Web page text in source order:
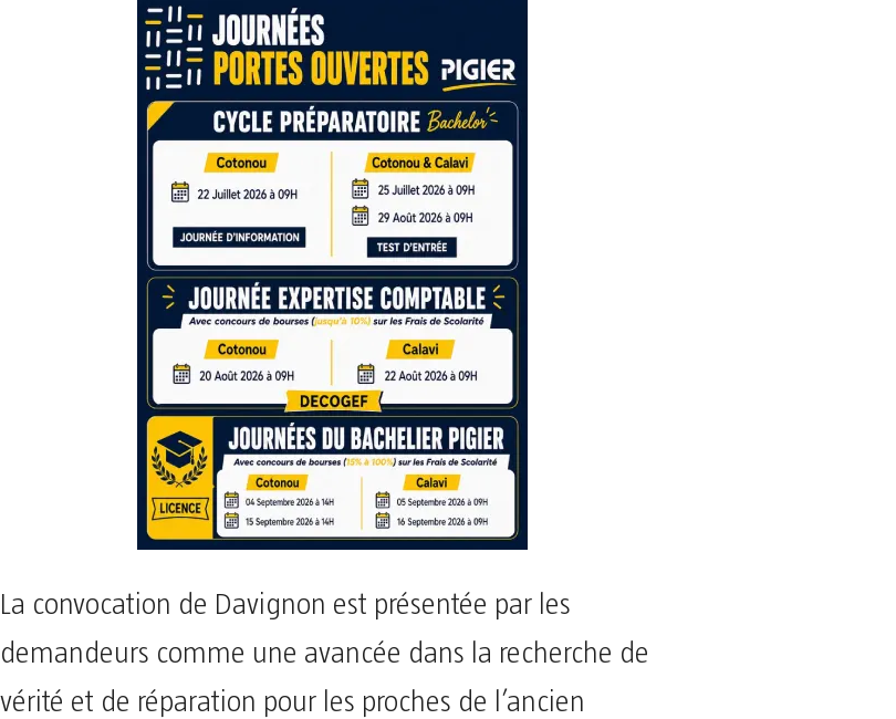
La convocation de Davignon est présentée par les
demandeurs comme une avancée dans la recherche de
vérité et de réparation pour les proches de l’ancien